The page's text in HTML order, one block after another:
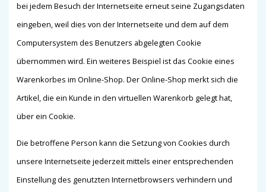
bei jedem Besuch der Internetseite erneut seine Zugangsdaten
eingeben, weil dies von der Internetseite und dem auf dem
Computersystem des Benutzers abgelegten Cookie
übernommen wird. Ein weiteres Beispiel ist das Cookie eines
Warenkorbes im Online-Shop. Der Online-Shop merkt sich die
Artikel, die ein Kunde in den virtuellen Warenkorb gelegt hat,
über ein Cookie.
Die betroffene Person kann die Setzung von Cookies durch
unsere Internetseite jederzeit mittels einer entsprechenden
Einstellung des genutzten Internetbrowsers verhindern und